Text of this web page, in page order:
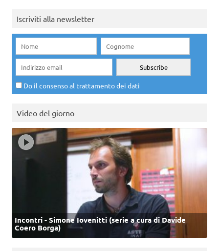
Iscriviti alla newsletter
Do il consenso al trattamento dei dati
Video del giorno
Incontri - Simone Iovenitti (serie a cura di Davide
Coero Borga)